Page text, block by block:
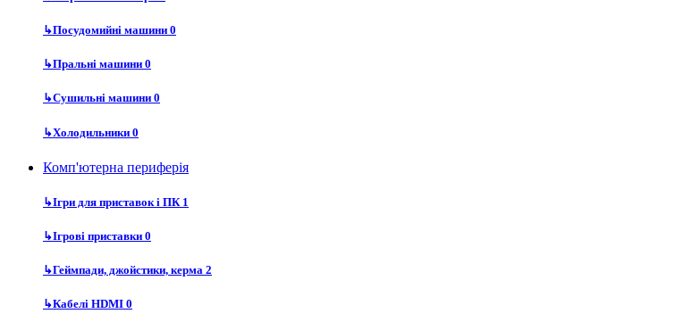
↳Посудомийні машини 0
↳Пральні машини 0
↳Сушильні машини 0
↳Холодильники 0
Комп'ютерна периферія
↳Ігри для приставок і ПК 1
↳Ігрові приставки 0
↳Геймпади, джойстики, керма 2
↳Кабелі HDMI 0